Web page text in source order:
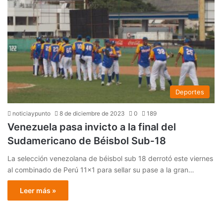
Deportes
noticiaypunto 8 de diciembre de 2023 0 189
Venezuela pasa invicto a la final del
Sudamericano de Béisbol Sub‑18
La selección venezolana de béisbol sub 18 derrotó este viernes
al combinado de Perú 11×1 para sellar su pase a la gran…
Leer más »